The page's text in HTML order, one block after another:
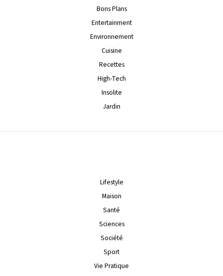
Bons Plans
Entertainment
Environnement
Cuisine
Recettes
High-Tech
Insolite
Jardin
Lifestyle
Maison
Santé
Sciences
Société
Sport
Vie Pratique